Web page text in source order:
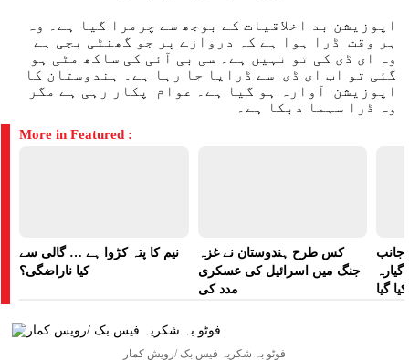
اپوزیشن بد اخلاقیات کے بوجھ سے چرمرا گیا ہے۔ وہ
ہر وقت ڈرا ہوا ہے کہ دروازے پر جو گھنٹی بجی ہے
وہ ای ڈی کی تو نہیں ہے۔ سی بی آئی کی ساکھ مٹی ہو
گئی تو اب ای ڈی سے ڈرایا جا رہا ہے۔ ہندوستان کا
اپوزیشن آوارہ ہو گیا ہے۔ عوام پکار رہی ہے مگر
وہ ڈرا سہما دبکا ہے۔
More in Featured :
نیم کا پتہ کڑوا ہے … گالی سے
کیا ناراضگی؟
کس طرح ہندوستان نے غزہ
جنگ میں اسرائیل کی عسکری
مدد کی
جانب
گیا
فوٹو بہ شکریہ فیس بک /رویش کمار